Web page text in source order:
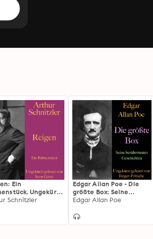
Ein
Ungekürzt
Schnitzler
Edgar Allan Poe - Die
größte Box: Seine
berühmtesten
Edgar Allan Poe